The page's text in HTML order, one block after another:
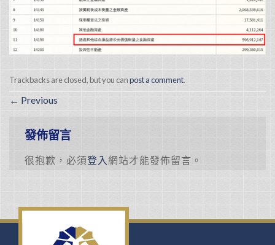
Trackbacks are closed, but you canpost a comment.
← Previous
發佈留言
很抱歉，必須登入 網站才能發佈留言。